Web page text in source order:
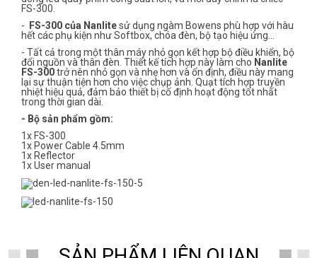
FS-300.
-
FS-300 của Nanlitesử dụng ngàm Bowens phù hợp với hàu
hết các phụ kiện như Softbox, chóa đèn, bộ tạo hiệu ứng…
- Tất cả trong một thân máy nhỏ gọn kết hợp bộ điều khiển, bộ
đổi nguồn và thân đèn. Thiết kế tích hợp này làm cho Nanlite
FS-300trở nên nhỏ gọn và nhẹ hơn và ổn định, điều này mang
lại sự thuận tiện hơn cho việc chụp ảnh. Quạt tích hợp truyền
nhiệt hiệu quả, đảm bảo thiết bị cố định hoạt động tốt nhất
trong thời gian dài.
- Bộ sản phẩm gồm:
1x FS-300
1x Power Cable 4.5mm
1x Reflector
1x User manual